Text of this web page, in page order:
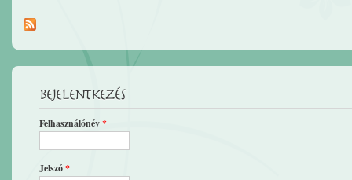
Bejelentkezés
Felhasználónév*
Jelszó*